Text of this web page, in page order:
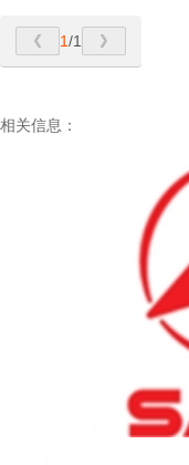
1/1
相关信息：